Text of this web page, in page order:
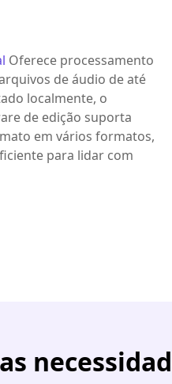
Oferece processamento
de áudio de até
localmente, o
de edição suporta
em vários formatos,
para lidar com